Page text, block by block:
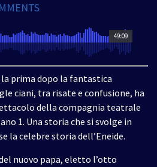
49:09
prima dopo la fantastica
ciani, tra risate e confusione, ha
della compagnia teatrale
1. Una storia che si svolge in
la celebre storia dell’Eneide.
nuovo papa, eletto l’otto